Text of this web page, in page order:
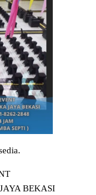
BEKASI